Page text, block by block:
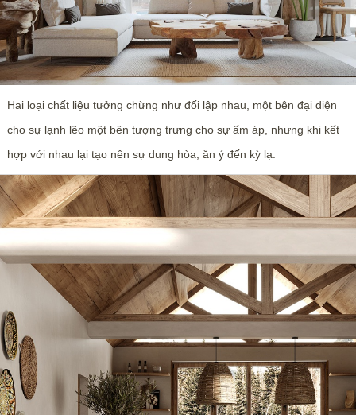
Hai loại chất liệu tưởng chừng như đối lập nhau, một bên đại diện
cho sự lạnh lẽo một bên tượng trưng cho sự ấm áp, nhưng khi kết
hợp với nhau lại tạo nên sự dung hòa, ăn ý đến kỳ lạ.